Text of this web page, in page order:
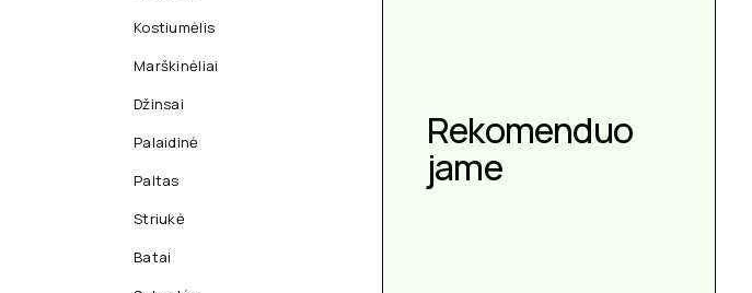
Kostiumėlis
Marškinėliai
Džinsai
Palaidinė
Paltas
Striukė
Batai
Rekomenduo
jame